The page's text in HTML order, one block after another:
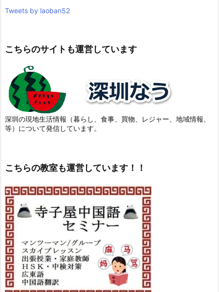
Tweets by laoban52
こちらのサイトも運営しています
深圳の現地生活情報（暮らし、食事、買物、レジャー、地域情報、
等）について発信しています。
こちらの教室も運営しています！！